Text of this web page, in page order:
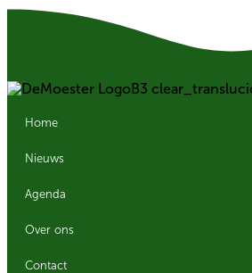
Home
Nieuws
Agenda
Over ons
Contact